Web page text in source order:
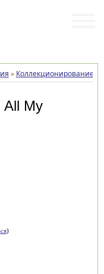
» Коллекционирование
All My
)